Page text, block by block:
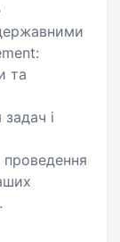
та
і
проведення